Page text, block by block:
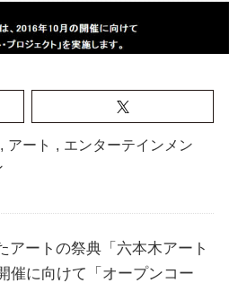
, アート , エンターテインメン
アートの祭典「六本木アート
催に向けて「オープンコー